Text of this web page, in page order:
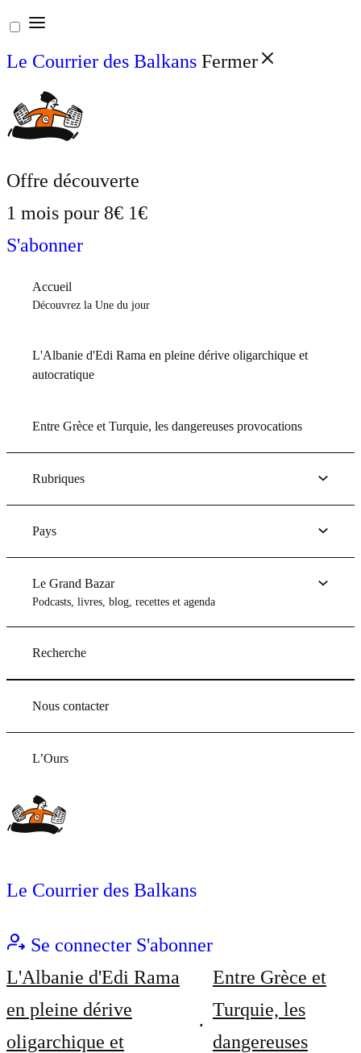
Aller
au
contenu
Le Courrier des Balkans Fermer
Offre découverte
1 mois pour 8€ 1€
S'abonner
Accueil
Découvrez la Une du jour
L'Albanie d'Edi Rama en pleine dérive oligarchique et
autocratique
Entre Grèce et Turquie, les dangereuses provocations
Rubriques
Pays
Le Grand Bazar
Podcasts, livres, blog, recettes et agenda
Recherche
Nous contacter
L’Ours
Le Courrier des Balkans
Se connecter S'abonner
L'Albanie d'Edi Rama
en pleine dérive
oligarchique et
Entre Grèce et
Turquie, les
dangereuses